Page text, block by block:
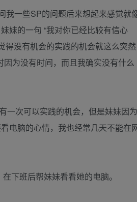
我一些SP的问题后来想起来感觉就
妹的一句 “我对你已经比较有信心
得没有机会的实践的机会就这么突然
为没有时间，而且我确实没有什么
一次可以实践的机会，但是妹妹因为
电脑的心情，我也经常几天不能在
下班后帮妹妹看看她的电脑。